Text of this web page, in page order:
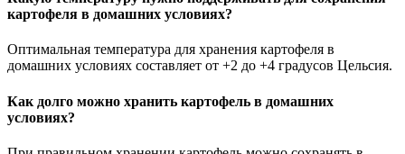
картофеля в домашних условиях?
Оптимальная температура для хранения картофеля в
домашних условиях составляет от +2 до +4 градусов Цельсия.
Как долго можно хранить картофель в домашних
условиях?